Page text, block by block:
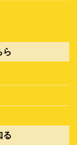
ら
る